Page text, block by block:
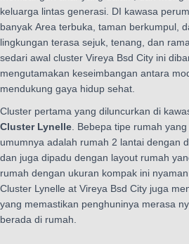
keluarga lintas generasi. DI kawasa
banyak Area terbuka, taman berkumpul,
lingkungan terasa sejuk, tenang, dan
sedari awal cluster Vireya Bsd City ini
mengutamakan keseimbangan antara
mendukung gaya hidup sehat.
Cluster pertama yang diluncurkan di
Cluster Lynelle. Bebepa tipe rumah
umumnya adalah rumah 2 lantai dengan
dan juga dipadu dengan layout rumah
rumah dengan ukuran kompak ini
Cluster Lynelle at Vireya Bsd City juga
yang memastikan penghuninya merasa
berada di rumah.